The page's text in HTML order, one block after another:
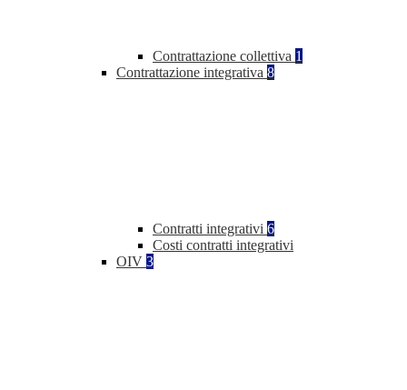
Contrattazione collettiva 1
Contrattazione integrativa 8
Contratti integrativi 6
Costi contratti integrativi
OIV 3